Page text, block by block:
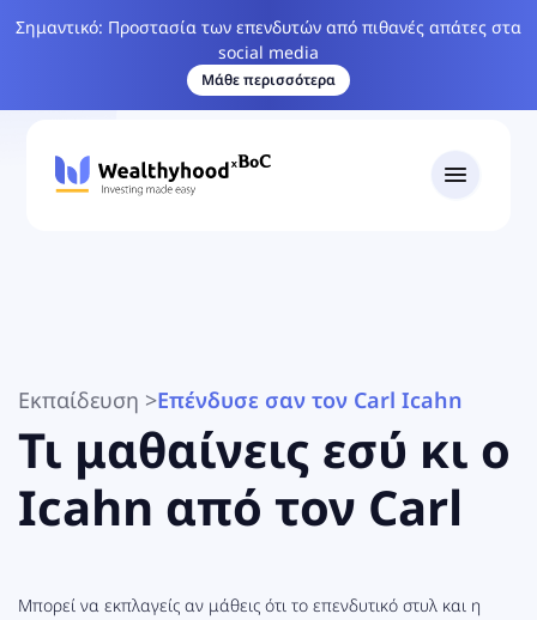
Σημαντικό: Προστασία των επενδυτών από πιθανές απάτες στα
social media
Μάθε περισσότερα
Εκπαίδευση >Επένδυσε σαν τον Carl Icahn
Τι μαθαίνεις εσύ κι ο
Icahn από τον Carl
Μπορεί να εκπλαγείς αν μάθεις ότι το επενδυτικό στυλ και η